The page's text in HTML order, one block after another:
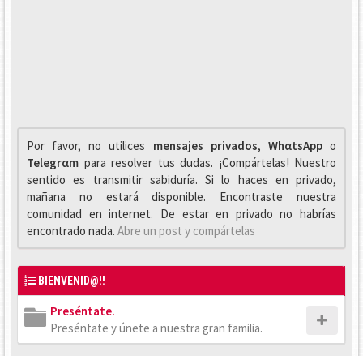
Por favor, no utilices mensajes privados, WhαtsAppo
Telegrαm para resolver tus dudas. ¡Compártelas! Nuestro
sentido es transmitir sabiduría. Si lo haces en privado,
mañana no estará disponible. Encontraste nuestra
comunidad en internet. De estar en privado no habrías
encontrado nada. Abre un post y compártelas
BIENVENID@!!
Preséntate.
Preséntate y únete a nuestra gran familia.